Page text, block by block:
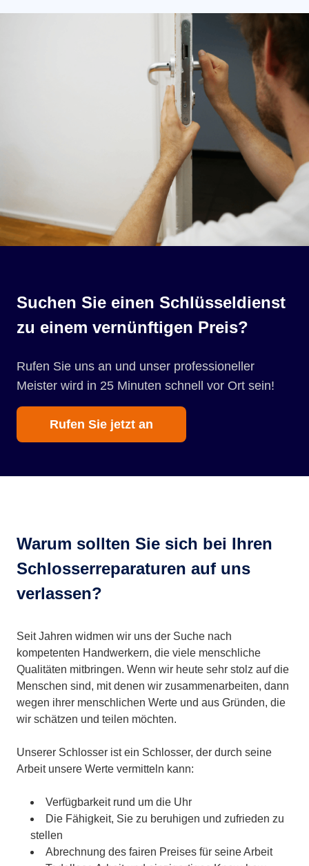
Suchen Sie einen Schlüsseldienst
zu einem vernünftigen Preis?
Rufen Sie uns an und unser professioneller
Meister wird in 25 Minuten schnell vor Ort sein!
Rufen Sie jetzt an
Warum sollten Sie sich bei Ihren
Schlosserreparaturen auf uns
verlassen?
Seit Jahren widmen wir uns der Suche nach
kompetenten Handwerkern, die viele menschliche
Qualitäten mitbringen. Wenn wir heute sehr stolz auf die
Menschen sind, mit denen wir zusammenarbeiten, dann
wegen ihrer menschlichen Werte und aus Gründen, die
wir schätzen und teilen möchten.
Unserer Schlosser ist ein Schlosser, der durch seine
Arbeit unsere Werte vermitteln kann:
Verfügbarkeit rund um die Uhr
Die Fähigkeit, Sie zu beruhigen und zufrieden zu
stellen
Abrechnung des fairen Preises für seine Arbeit